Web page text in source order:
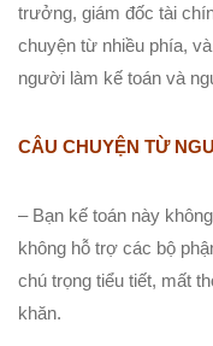
trưởng, giám đốc tài
chuyện từ nhiều phía,
người làm kế toán và
CÂU CHUYỆN TỪ
– Bạn kế toán này
không hỗ trợ các bộ
chú trọng tiểu tiết, mất
khăn.